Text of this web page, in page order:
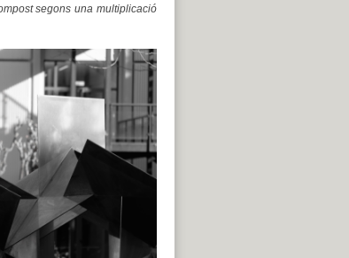
segons una multiplicació